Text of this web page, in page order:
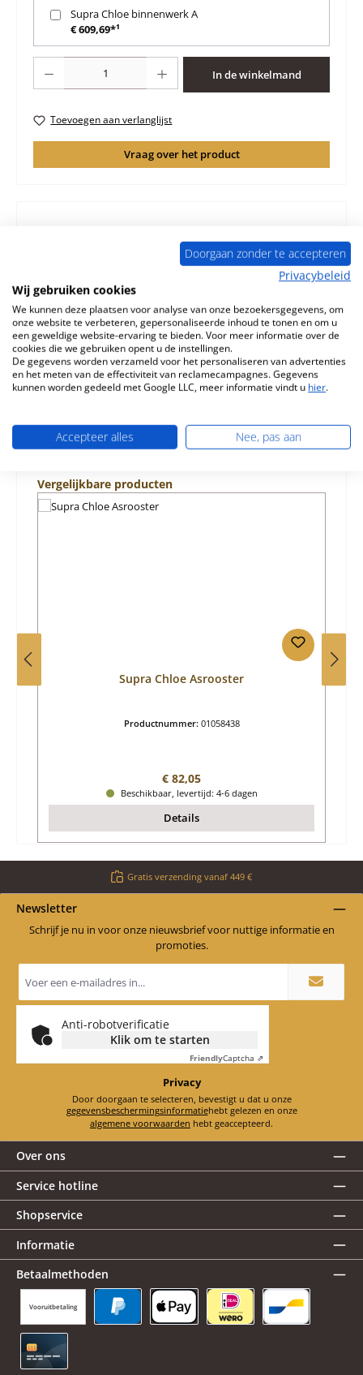
Supra Chloe binnenwerk A
€ 609,69*¹
In de winkelmand
Toevoegen aan verlanglijst
Vraag over het product
Origineel Bodemsteen links A voor de Houtkachel Supra
Chloe Geschikt voor modellen gebouwd tot 2023 Als het
serienummer he…
Eigenschappen
Informatie over productveiligheid
Productgalerij overslaan
Vergelijkbare producten
Supra Chloe Asrooster
Productnummer: 01058438
Normale prijs:
€ 82,05
Beschikbaar, levertijd: 4-6 dagen
Details
Gratis verzending vanaf 449 €
Newsletter
Schrijf je nu in voor onze nieuwsbrief voor nuttige informatie en
promoties.
mailadres
*
Anti-robotverificatie
Klik om te starten
FriendlyCaptcha ⇗
Privacy
Door doorgaan te selecteren, bevestigt u dat u onze
gegevensbeschermingsinformatie
hebt gelezen en onze
algemene voorwaarden hebt geaccepteerd.
Over ons
Service hotline
Shopservice
Informatie
Betaalmethoden
Vooruitbetaling
Doorgaan zonder te accepteren
Privacybeleid
Wij gebruiken cookies
We kunnen deze plaatsen voor analyse van onze bezoekersgegevens, om
onze website te verbeteren, gepersonaliseerde inhoud te tonen en om u
een geweldige website-ervaring te bieden. Voor meer informatie over de
cookies die we gebruiken opent u de instellingen.
De gegevens worden verzameld voor het personaliseren van advertenties
en het meten van de effectiviteit van reclamecampagnes. Gegevens
kunnen worden gedeeld met Google LLC, meer informatie vindt u hier.
Accepteer alles Nee, pas aan